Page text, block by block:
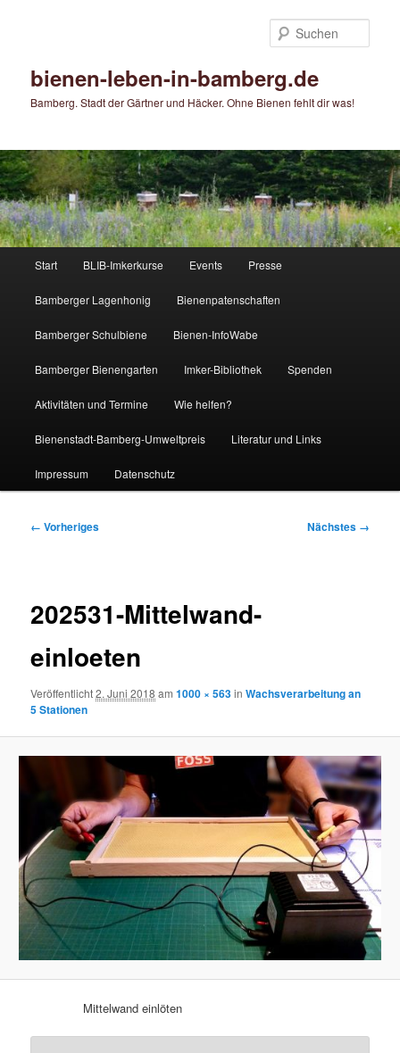
bienen-leben-in-bamberg.de
Bamberg. Stadt der Gärtner und Häcker. Ohne Bienen fehlt dir was!
Start BLIB-Imkerkurse Events Presse
Bamberger Lagenhonig Bienenpatenschaften
Bamberger Schulbiene Bienen-InfoWabe
Bamberger Bienengarten Imker-Bibliothek Spenden
Aktivitäten und Termine Wie helfen?
Bienenstadt-Bamberg-Umweltpreis Literatur und Links
Impressum Datenschutz
Bilder-
← Vorheriges Nächstes →
202531-Mittelwand-
einloeten
Veröffentlicht2. Juni 2018 am1000 × 563inWachsverarbeitung an
5 Stationen
Mittelwand einlöten